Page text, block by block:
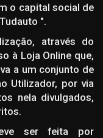
o capital social de
".
através do
à Loja Online que,
a um conjunto de
Utilizador, por via
nela divulgados,
ser feita por